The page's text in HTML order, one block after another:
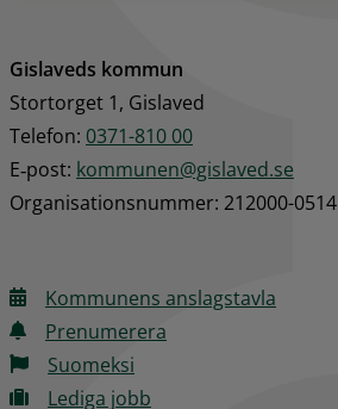
Gislaveds kommun
Stortorget 1, Gislaved
Telefon: 0371-810 00
E‑post: kommunen@gislaved.se
Organisationsnummer: 212000-0514
Kommunens anslagstavla
Prenumerera
Suomeksi
Lediga jobb